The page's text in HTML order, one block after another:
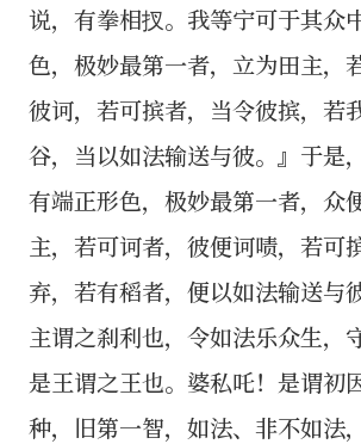
说，有拳相扠。我等宁可于其众
色，极妙最第一者，立为田主，
彼诃，若可摈者，当令彼摈，若
谷，当以如法输送与彼。』于是
有端正形色，极妙最第一者，众
主，若可诃者，彼便诃啧，若可
弃，若有稻者，便以如法输送与
主谓之刹利也，令如法乐众生，
是王谓之王也。婆私吒！是谓初
种，旧第一智，如法、非不如法